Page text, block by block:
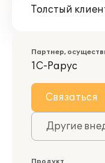
Толстый
Партнер,
1С-Рарус
Связаться
Другие